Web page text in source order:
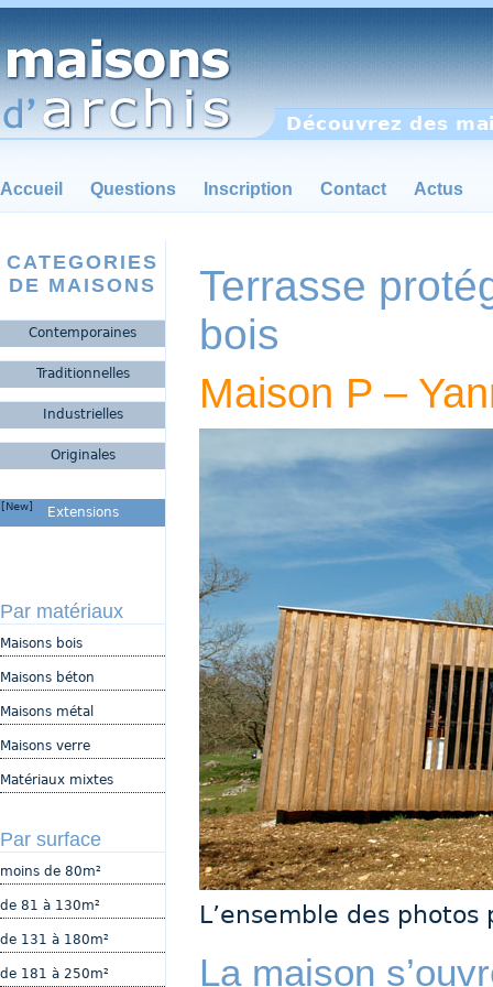
Découvrez des
Accueil Questions Inscription Contact Actus
CATEGORIES
DE MAISONS
Contemporaines
Traditionnelles
Industrielles
Originales
Extensions
[New]
Par matériaux
Maisons bois
Maisons béton
Maisons métal
Maisons verre
Matériaux mixtes
Par surface
moins de 80m²
de 81 à 130m²
de 131 à 180m²
de 181 à 250m²
Terrasse
bois
Maison P –
L’ensemble des
La maison